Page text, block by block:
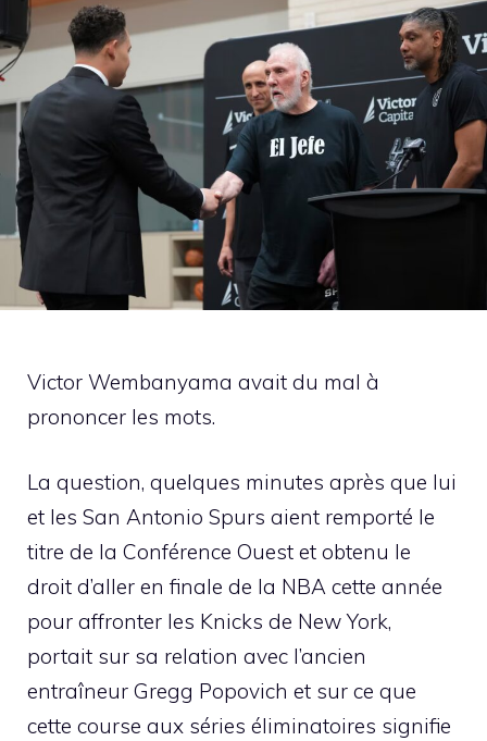
Victor Wembanyama avait du mal à
prononcer les mots.
La question, quelques minutes après que lui
et les San Antonio Spurs aient remporté le
titre de la Conférence Ouest et obtenu le
droit d’aller en finale de la NBA cette année
pour affronter les Knicks de New York,
portait sur sa relation avec l’ancien
entraîneur Gregg Popovich et sur ce que
cette course aux séries éliminatoires signifie